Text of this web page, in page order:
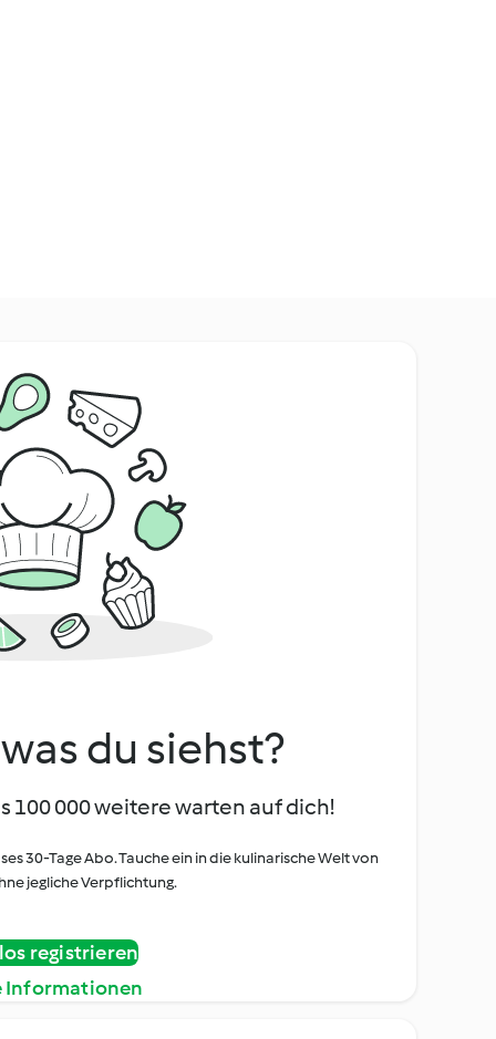
du siehst?
100 000 weitere warten auf dich!
30-Tage Abo. Tauche ein in die kulinarische Welt von
jegliche Verpflichtung.
registrieren
Informationen